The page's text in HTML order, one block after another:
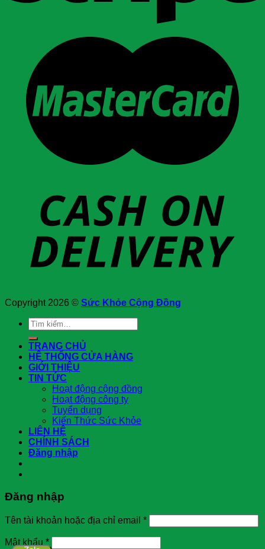
Copyright 2026 © Sức Khỏe Cộng Đồng
Tìm
kiếm:
TRANG CHỦ
HỆ THỐNG CỬA HÀNG
GIỚI THIỆU
TIN TỨC
Hoạt động cộng đồng
Hoạt động công ty
Tuyển dụng
Kiến Thức Sức Khỏe
LIÊN HỆ
CHÍNH SÁCH
Đăng nhập
Đăng nhập
Tên tài khoản hoặc địa chỉ email *
Mật khẩu *